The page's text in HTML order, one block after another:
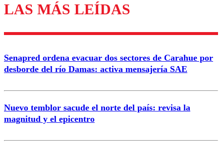
Los comentarios son moderados para garantizar un
diálogo respetuoso.
Correo
LAS MÁS LEÍDAS
Senapred ordena evacuar dos sectores de Carahue por
desborde del río Damas: activa mensajería SAE
Nuevo temblor sacude el norte del país: revisa la
magnitud y el epicentro